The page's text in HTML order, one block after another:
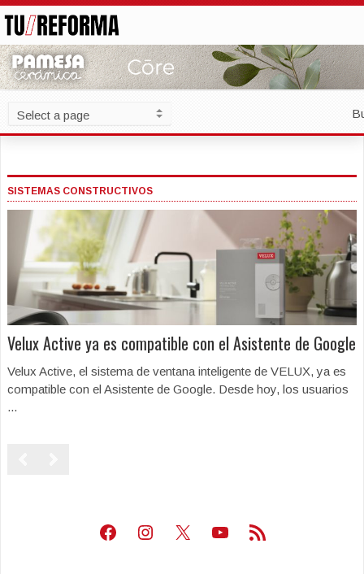
SISTEMAS CONSTRUCTIVOS
Velux Active ya es compatible con el Asistente de Google
Velux Active, el sistema de ventana inteligente de VELUX, ya es
compatible con el Asistente de Google. Desde hoy, los usuarios
...
Facebook
Instagram
X Youtube
Feed RSS